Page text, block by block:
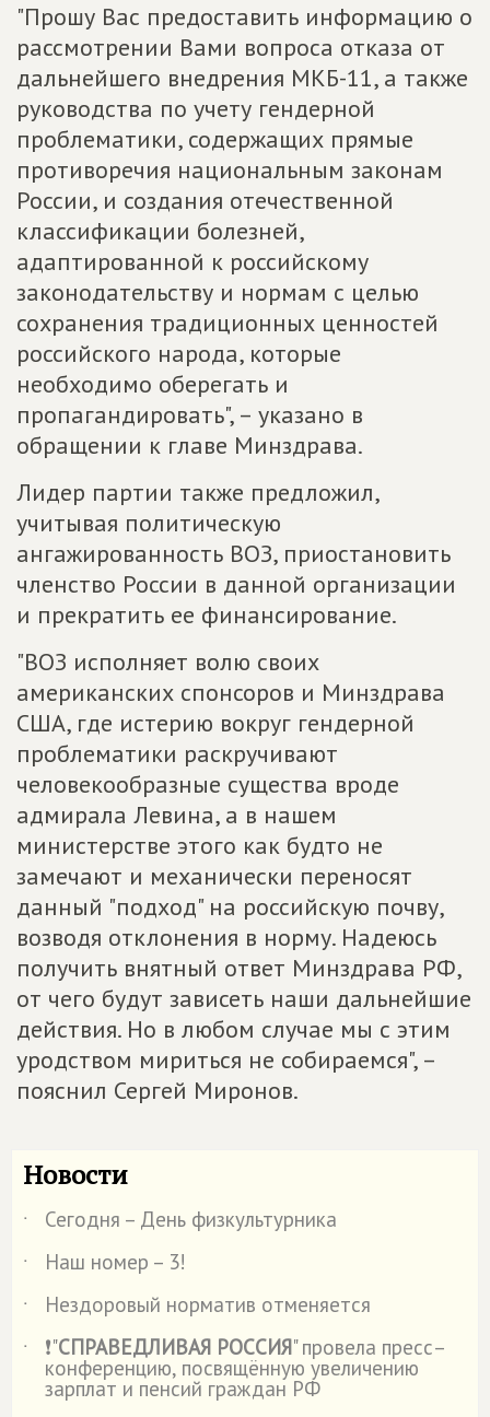
"Прошу Вас предоставить информацию о
рассмотрении Вами вопроса отказа от
дальнейшего внедрения МКБ-11, а также
руководства по учету гендерной
проблематики, содержащих прямые
противоречия национальным законам
России, и создания отечественной
классификации болезней,
адаптированной к российскому
законодательству и нормам с целью
сохранения традиционных ценностей
российского народа, которые
необходимо оберегать и
пропагандировать", – указано в
обращении к главе Минздрава.
Лидер партии также предложил,
учитывая политическую
ангажированность ВОЗ, приостановить
членство России в данной организации
и прекратить ее финансирование.
"ВОЗ исполняет волю своих
американских спонсоров и Минздрава
США, где истерию вокруг гендерной
проблематики раскручивают
человекообразные существа вроде
адмирала Левина, а в нашем
министерстве этого как будто не
замечают и механически переносят
данный "подход" на российскую почву,
возводя отклонения в норму. Надеюсь
получить внятный ответ Минздрава РФ,
от чего будут зависеть наши дальнейшие
действия. Но в любом случае мы с этим
уродством мириться не собираемся", –
пояснил Сергей Миронов.
Новости
˙
Сегодня – День физкультурника
˙
Наш номер – 3!
˙
Нездоровый норматив отменяется
˙
❗"СПРАВЕДЛИВАЯ РОССИЯ" провела пресс–
конференцию, посвящённую увеличению
зарплат и пенсий граждан РФ